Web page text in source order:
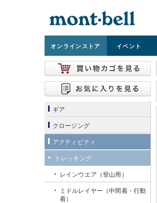
オンラインストア イベント
ギア
クロージング
アクティビティ
トレッキング
レインウエア（登山用）
ミドルレイヤー（中間着・行動
着）